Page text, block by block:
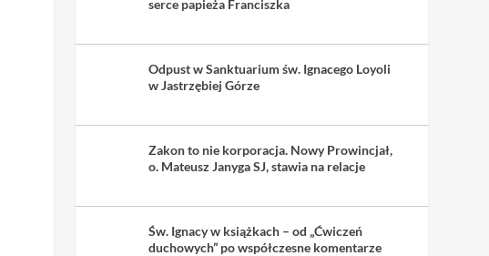
serce papieża Franciszka
Odpust w Sanktuarium św. Ignacego Loyoli
w Jastrzębiej Górze
Zakon to nie korporacja. Nowy Prowincjał,
o. Mateusz Janyga SJ, stawia na relacje
Św. Ignacy w książkach – od „Ćwiczeń
duchowych” po współczesne komentarze